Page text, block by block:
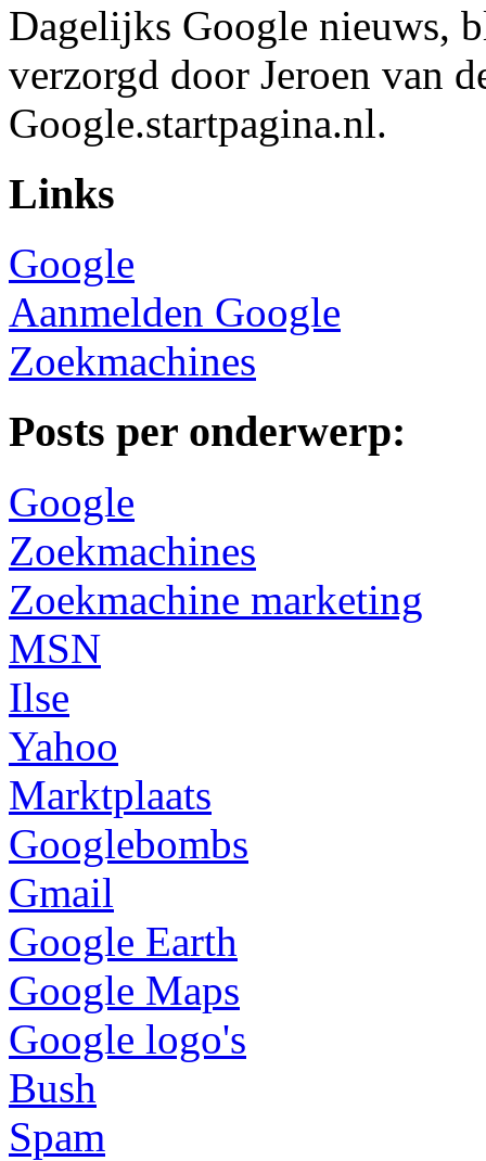
Dagelijks Google nieuws,
verzorgd door Jeroen van
Google.startpagina.nl.
Links
Google
Aanmelden Google
Zoekmachines
Posts per onderwerp:
Google
Zoekmachines
Zoekmachine marketing
MSN
Ilse
Yahoo
Marktplaats
Googlebombs
Gmail
Google Earth
Google Maps
Google logo's
Bush
Spam